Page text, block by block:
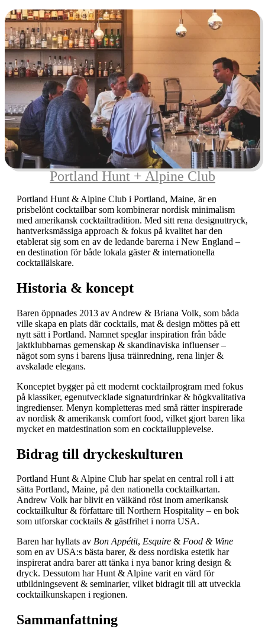
Portland Hunt + Alpine Club
Portland Hunt & Alpine Club i Portland, Maine, är en
prisbelönt cocktailbar som kombinerar nordisk minimalism
med amerikansk cocktailtradition. Med sitt rena designuttryck,
hantverksmässiga approach & fokus på kvalitet har den
etablerat sig som en av de ledande barerna i New England –
en destination för både lokala gäster & internationella
cocktailälskare.
Historia & koncept
Baren öppnades 2013 av Andrew & Briana Volk, som båda
ville skapa en plats där cocktails, mat & design möttes på ett
nytt sätt i Portland. Namnet speglar inspiration från både
jaktklubbarnas gemenskap & skandinaviska influenser –
något som syns i barens ljusa träinredning, rena linjer &
avskalade elegans.
Konceptet bygger på ett modernt cocktailprogram med fokus
på klassiker, egenutvecklade signaturdrinkar & högkvalitativa
ingredienser. Menyn kompletteras med små rätter inspirerade
av nordisk & amerikansk comfort food, vilket gjort baren lika
mycket en matdestination som en cocktailupplevelse.
Bidrag till dryckeskulturen
Portland Hunt & Alpine Club har spelat en central roll i att
sätta Portland, Maine, på den nationella cocktailkartan.
Andrew Volk har blivit en välkänd röst inom amerikansk
cocktailkultur & författare till Northern Hospitality – en bok
som utforskar cocktails & gästfrihet i norra USA.
Baren har hyllats av Bon Appétit, Esquire & Food & Wine
som en av USA:s bästa barer, & dess nordiska estetik har
inspirerat andra barer att tänka i nya banor kring design &
dryck. Dessutom har Hunt & Alpine varit en värd för
utbildningsevent & seminarier, vilket bidragit till att utveckla
cocktailkunskapen i regionen.
Sammanfattning